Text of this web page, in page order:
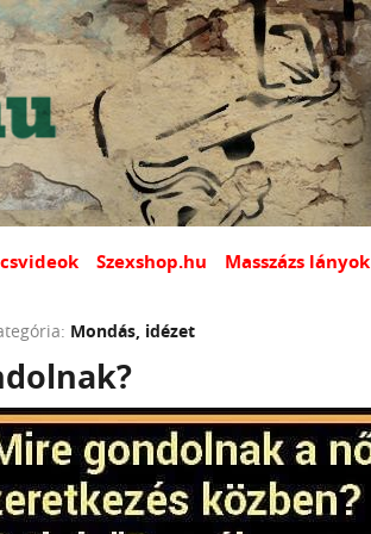
Szexshop.hu Masszázs lányok
Mondás, idézet